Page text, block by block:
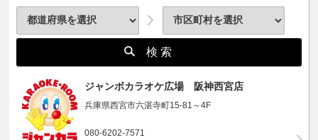
検 索
ジャンボカラオケ広場 阪神西宮店
兵庫県西宮市六湛寺町15-81～4F
080-6202-7571